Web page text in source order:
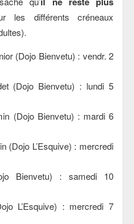
les différents créneaux
(Dojo Bienvetu) : vendr. 2
(Dojo Bienvetu) : lundi 5
(Dojo Bienvetu) : mardi 6
(Dojo L’Esquive) : mercredi
Bienvetu) : samedi 10
L’Esquive) : mercredi 7